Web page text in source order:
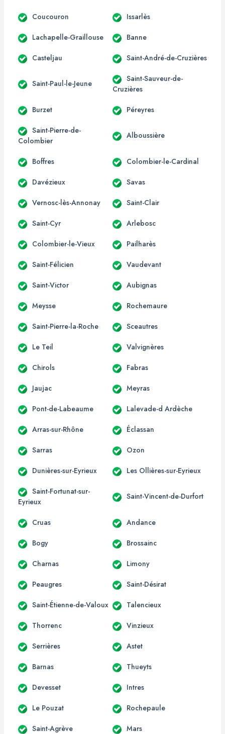
Coucouron Issarlès
Lachapelle-Graillouse Banne
Casteljau Saint-André-de-Cruzières
Saint-Paul-le-Jeune
Saint-Sauveur-de-
Cruzières
Burzet Péreyres
Saint-Pierre-de-
Colombier
Alboussière
Boffres Colombier-le-Cardinal
Davézieux Savas
Vernosc-lès-Annonay Saint-Clair
Saint-Cyr Arlebosc
Colombier-le-Vieux Pailharès
Saint-Félicien Vaudevant
Saint-Victor Aubignas
Meysse Rochemaure
Saint-Pierre-la-Roche Sceautres
Le Teil Valvignères
Chirols Fabras
Jaujac Meyras
Pont-de-Labeaume Lalevade-d Ardèche
Arras-sur-Rhône Éclassan
Sarras Ozon
Dunières-sur-Eyrieux Les Ollières-sur-Eyrieux
Saint-Fortunat-sur-
Eyrieux
Saint-Vincent-de-Durfort
Cruas Andance
Bogy Brossainc
Charnas Limony
Peaugres Saint-Désirat
Saint-Étienne-de-Valoux Talencieux
Thorrenc Vinzieux
Serrières Astet
Barnas Thueyts
Devesset Intres
Le Pouzat Rochepaule
Saint-Agrève Mars